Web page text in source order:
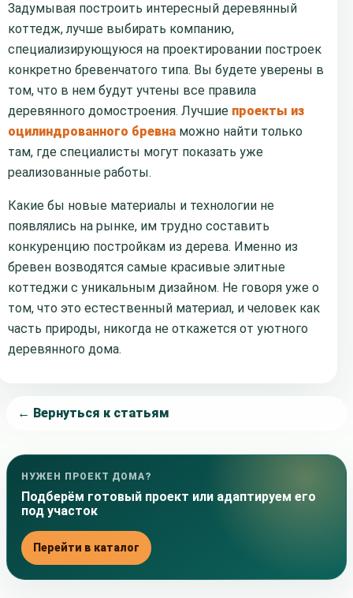
← Вернуться к статьям
НУЖЕН ПРОЕКТ ДОМА?
Подберём готовый проект или адаптируем его
под участок
Перейти в каталог
Задумывая построить интересный деревянный
коттедж, лучше выбирать компанию,
специализирующуюся на проектировании построек
конкретно бревенчатого типа. Вы будете уверены в
том, что в нем будут учтены все правила
деревянного домостроения. Лучшие проекты из
оцилиндрованного бревна можно найти только
там, где специалисты могут показать уже
реализованные работы.
Какие бы новые материалы и технологии не
появлялись на рынке, им трудно составить
конкуренцию постройкам из дерева. Именно из
бревен возводятся самые красивые элитные
коттеджи с уникальным дизайном. Не говоря уже о
том, что это естественный материал, и человек как
часть природы, никогда не откажется от уютного
деревянного дома.